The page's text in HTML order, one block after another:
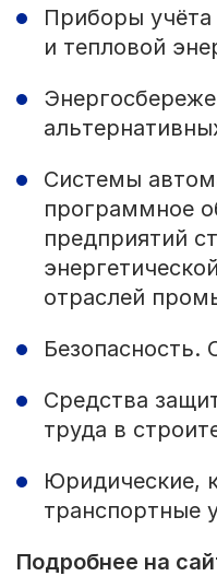
Приборы учёта
и тепловой
Системы
программное
предприятий
отраслей
Средства
труда в
Юридические,
транспортные
Подробнее на